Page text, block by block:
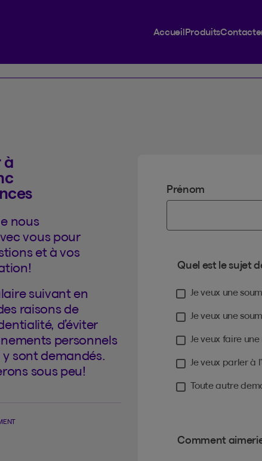
AccueilProduits
à
nous
vous pour
et à vos
suivant en
raisons de
d’éviter
personnels
sont demandés.
sous peu!
Prénom
Quel est le sujet
Je veux une
Je veux une
Je veux faire
Je veux parler à
Toute autre
Comment